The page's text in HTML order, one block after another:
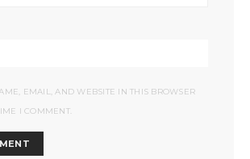
EMAIL, AND WEBSITE IN THIS BROWSER
I COMMENT.